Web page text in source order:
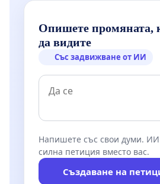
Опишете промяната,
да видите
Със задвижване от ИИ
Напишете със свои думи.
силна петиция вместо вас.
Създаване на